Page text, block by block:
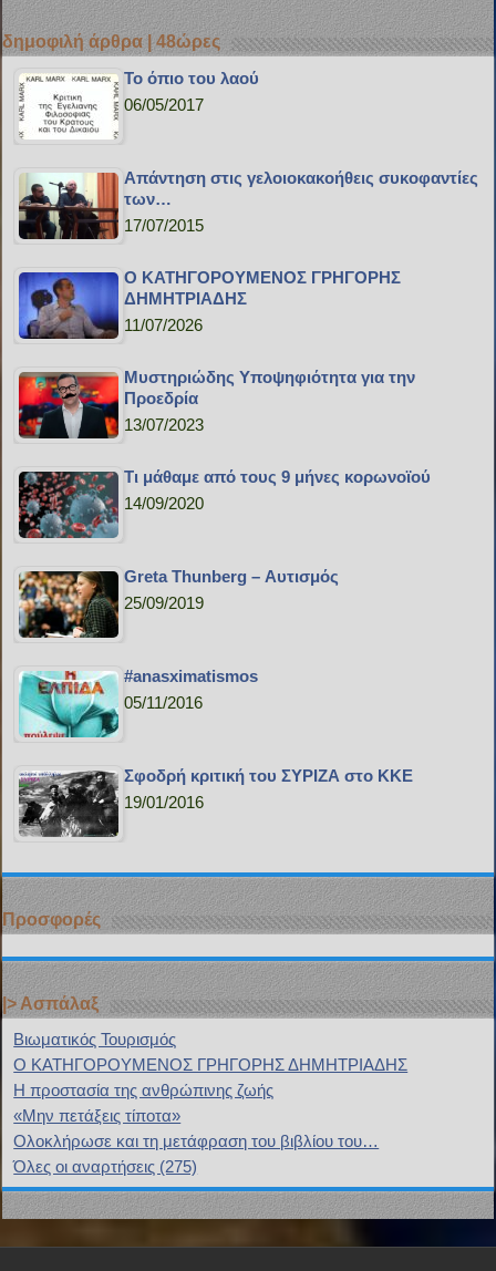
δημοφιλή άρθρα | 48ώρες
Το όπιο του λαού
06/05/2017
Απάντηση στις γελοιοκακοήθεις συκοφαντίες
των…
17/07/2015
Ο ΚΑΤΗΓΟΡΟΥΜΕΝΟΣ ΓΡΗΓΟΡΗΣ
ΔΗΜΗΤΡΙΑΔΗΣ
11/07/2026
Μυστηριώδης Υποψηφιότητα για την
Προεδρία
13/07/2023
Τι μάθαμε από τους 9 μήνες κορωνοϊού
14/09/2020
Greta Thunberg – Αυτισμός
25/09/2019
#anasximatismos
05/11/2016
Σφοδρή κριτική του ΣΥΡΙΖΑ στο ΚΚΕ
19/01/2016
Προσφορές
|> Ασπάλαξ
Bιωματικός Τουρισμός
Ο ΚΑΤΗΓΟΡΟΥΜΕΝΟΣ ΓΡΗΓΟΡΗΣ ΔΗΜΗΤΡΙΑΔΗΣ
H προστασία της ανθρώπινης ζωής
«Μην πετάξεις τίποτα»
Ολοκλήρωσε και τη μετάφραση του βιβλίου του…
Όλες οι αναρτήσεις (275)